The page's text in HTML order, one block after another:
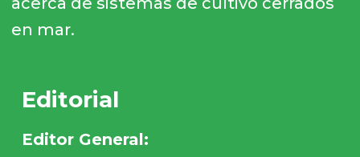
en mar.
Editorial
Editor General: